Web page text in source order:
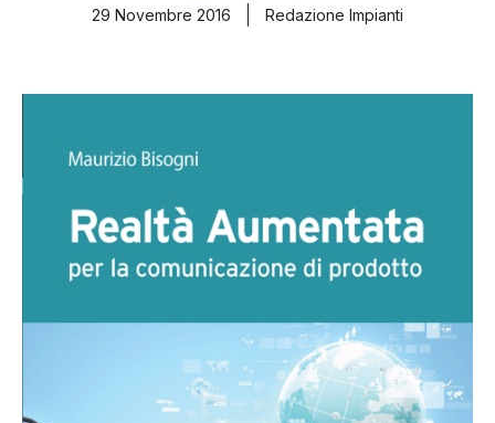
29 Novembre 2016
Redazione Impianti